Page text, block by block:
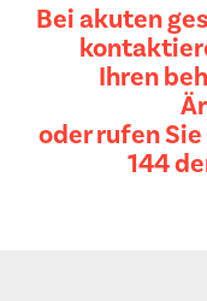
Bei akuten
Ihren
oder rufen
144